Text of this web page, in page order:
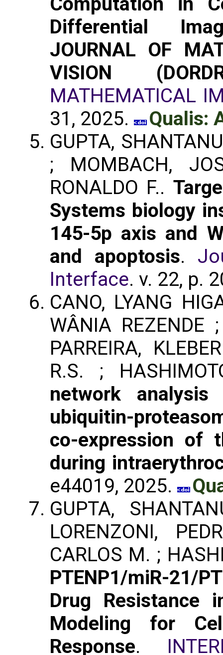
Differential
JOURNAL OF
VISION
MATHEMATICAL
31, 2025.
Qualis:
GUPTA,
; MOMBACH,
RONALDO F..
Systems biology
145-5p axis and
and apoptosis.
Interface. v. 22, p.
CANO, LYANG
WÂNIA REZENDE
PARREIRA,
R.S. ;
network
ubiquitin-
co-expression of
during
e44019, 2025.
GUPTA,
LORENZONI,
CARLOS M. ;
PTENP1/miR-21/
Drug Resistance
Modeling for
Response.